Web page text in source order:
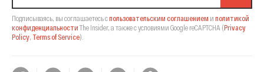
Подписываясь, вы соглашаетесь спользовательским соглашением и политикой
конфиденциальности The Insider, а также с условиями Google reCAPTCHA (Privacy
Policy, Terms of Service).